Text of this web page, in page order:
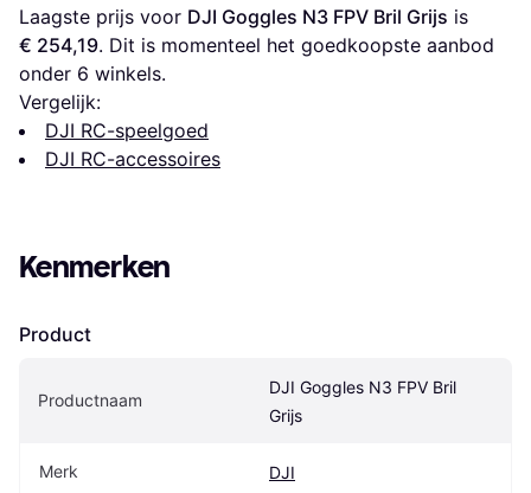
Laagste prijs voor DJI Goggles N3 FPV Bril Grijs
€ 254,19. Dit is momenteel het goedkoopste aanbod
onder 6 winkels.
Vergelijk:
DJI RC-speelgoed
DJI RC-accessoires
Kenmerken
Product
Productnaam
DJI Goggles N3 FPV Bril
Grijs
Merk DJI